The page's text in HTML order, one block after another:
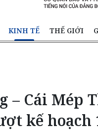
KINH TẾ THẾ GIỚI
– Cái Mép
kế hoạch